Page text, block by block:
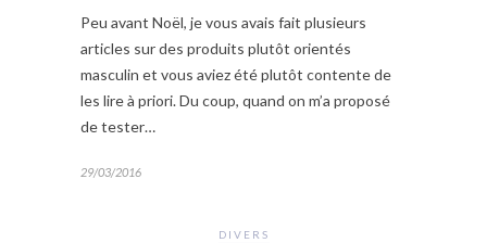
Peu avant Noël, je vous avais fait plusieurs
articles sur des produits plutôt orientés
masculin et vous aviez été plutôt contente de
les lire à priori. Du coup, quand on m’a proposé
de tester…
29/03/2016
DIVERS